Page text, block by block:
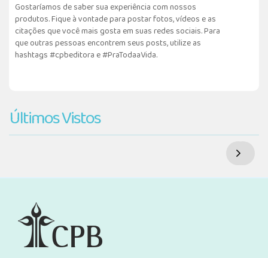
Gostaríamos de saber sua experiência com nossos
produtos. Fique à vontade para postar fotos, vídeos e as
citações que você mais gosta em suas redes sociais. Para
que outras pessoas encontrem seus posts, utilize as
hashtags #cpbeditora e #PraTodaaVida.
Últimos Vistos